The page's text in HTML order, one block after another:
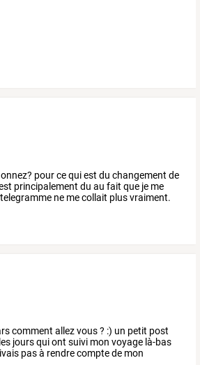
pourcequiest du changement de
principalement du au fait que je me
ne mecollait plusvraiment.
comment allezvous? :) un petit post
joursquiont suivi mon voyage là-bas
pasà rendrecomptede mon